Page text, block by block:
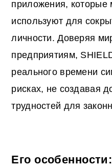
приложения, которые
используют для
личности. Доверяя
предприятиям,
реального времени
рисках, не создавая
трудностей для
Его особенности: